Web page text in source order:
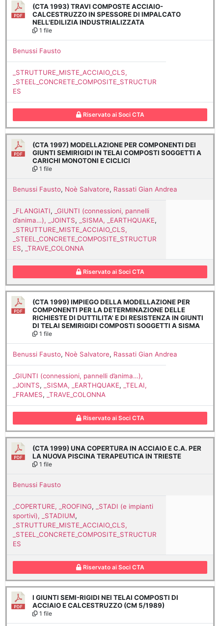
(CTA 1993) TRAVI COMPOSTE ACCIAIO-
CALCESTRUZZO IN SPESSORE DI IMPALCATO
NELL'EDILIZIA INDUSTRIALIZZATA
1 file
Benussi Fausto
_STRUTTURE_MISTE_ACCIAIO_CLS,
_STEEL_CONCRETE_COMPOSITE_STRUCTUR
ES
Riservato ai Soci CTA
(CTA 1997) MODELLAZIONE PER COMPONENTI DEI
GIUNTI SEMIRIGIDI IN TELAI COMPOSTI SOGGETTI A
CARICHI MONOTONI E CICLICI
1 file
Benussi Fausto, Noè Salvatore, Rassati Gian Andrea
_FLANGIATI,
_GIUNTI (connessioni, pannelli
d’anima…), _JOINTS, _SISMA, _EARTHQUAKE,
_STRUTTURE_MISTE_ACCIAIO_CLS,
_STEEL_CONCRETE_COMPOSITE_STRUCTUR
ES, _TRAVE_COLONNA
Riservato ai Soci CTA
(CTA 1999) IMPIEGO DELLA MODELLAZIONE PER
COMPONENTI PER LA DETERMINAZIONE DELLE
RICHIESTE DI DUTTILITA' E DI RESISTENZA IN GIUNTI
DI TELAI SEMIRIGIDI COMPOSTI SOGGETTI A SISMA
1 file
Benussi Fausto, Noè Salvatore, Rassati Gian Andrea
_GIUNTI (connessioni, pannelli d’anima…),
_JOINTS, _SISMA, _EARTHQUAKE,
_TELAI,
_FRAMES, _TRAVE_COLONNA
Riservato ai Soci CTA
(CTA 1999) UNA COPERTURA IN ACCIAIO E C.A. PER
LA NUOVA PISCINA TERAPEUTICA IN TRIESTE
1 file
Benussi Fausto
_COPERTURE, _ROOFING,
_STADI (e impianti
sportivi), _STADIUM,
_STRUTTURE_MISTE_ACCIAIO_CLS,
_STEEL_CONCRETE_COMPOSITE_STRUCTUR
ES
Riservato ai Soci CTA
I GIUNTI SEMI-RIGIDI NEI TELAI COMPOSTI DI
ACCIAIO E CALCESTRUZZO (CM 5/1989)
1 file